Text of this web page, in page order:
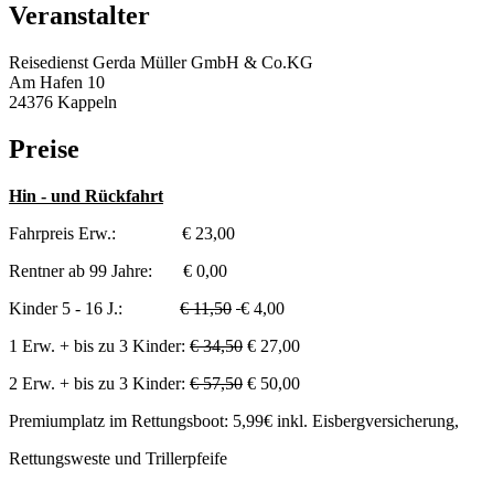
Veranstalter
Reisedienst Gerda Müller GmbH & Co.KG
Am Hafen 10
24376 Kappeln
Preise
Hin - und Rückfahrt
Fahrpreis Erw.: € 23,00
Rentner ab 99 Jahre: € 0,00
Kinder 5 - 16 J.: € 11,50 € 4,00
1 Erw. + bis zu 3 Kinder: € 34,50 € 27,00
2 Erw. + bis zu 3 Kinder: € 57,50 € 50,00
Premiumplatz im Rettungsboot: 5,99€ inkl. Eisbergversicherung,
Rettungsweste und Trillerpfeife